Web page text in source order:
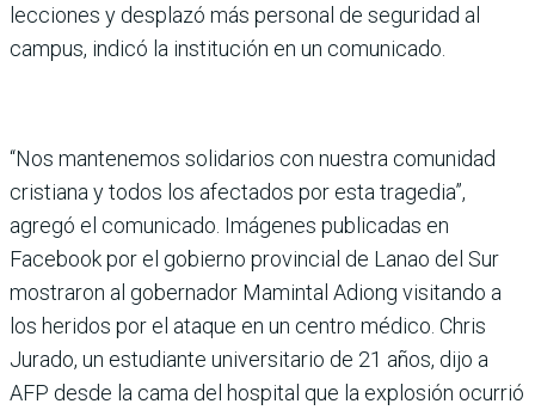
lecciones y desplazó más personal de seguridad al
campus, indicó la institución en un comunicado.
“Nos mantenemos solidarios con nuestra comunidad
cristiana y todos los afectados por esta tragedia”,
agregó el comunicado. Imágenes publicadas en
Facebook por el gobierno provincial de Lanao del Sur
mostraron al gobernador Mamintal Adiong visitando a
los heridos por el ataque en un centro médico. Chris
Jurado, un estudiante universitario de 21 años, dijo a
AFP desde la cama del hospital que la explosión ocurrió